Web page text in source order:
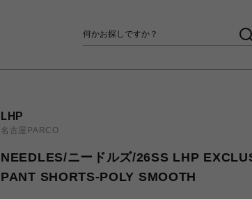
LHP
名古屋PARCO
NEEDLES/ニードルズ/26SS LHP
PANT SHORTS-POLY SMOOTH